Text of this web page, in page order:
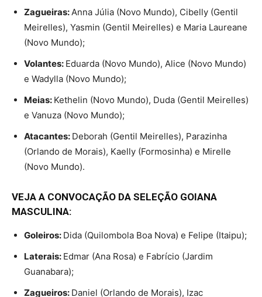
Zagueiras:Anna Júlia (Novo Mundo), Cibelly (Gentil
Meirelles), Yasmin (Gentil Meirelles) e Maria Laureane
(Novo Mundo);
Volantes: Eduarda (Novo Mundo), Alice (Novo Mundo)
e Wadylla (Novo Mundo);
Meias: Kethelin (Novo Mundo), Duda (Gentil Meirelles)
e Vanuza (Novo Mundo);
Atacantes: Deborah (Gentil Meirelles), Parazinha
(Orlando de Morais), Kaelly (Formosinha) e Mirelle
(Novo Mundo).
VEJA A CONVOCAÇÃO DA SELEÇÃO GOIANA
MASCULINA:
Goleiros: Dida (Quilombola Boa Nova) e Felipe (Itaipu);
Laterais: Edmar (Ana Rosa) e Fabrício (Jardim
Guanabara);
Zagueiros: Daniel (Orlando de Morais), Izac